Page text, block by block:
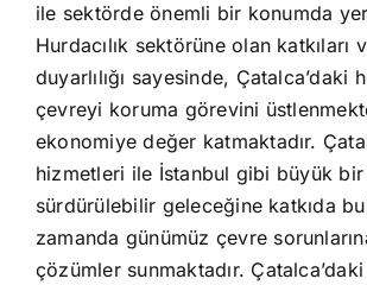
ile sektörde önemli bir konumda
Hurdacılık sektörüne olan katkıları
duyarlılığı sayesinde, Çatalca’daki
çevreyi koruma görevini
ekonomiye değer katmaktadır.
hizmetleri ile İstanbul gibi büyük
sürdürülebilir geleceğine katkıda
zamanda günümüz çevre
çözümler sunmaktadır.